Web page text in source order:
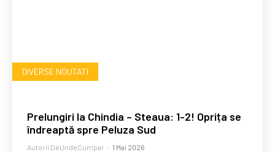
DIVERSE NOUTATI
Prelungiri la Chindia – Steaua: 1-2! Oprița se
îndreaptă spre Peluza Sud
Autorii DeUndeCumpar - 1 Mai 2026